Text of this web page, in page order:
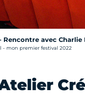
Rencontre avec
- mon premier festival 2022